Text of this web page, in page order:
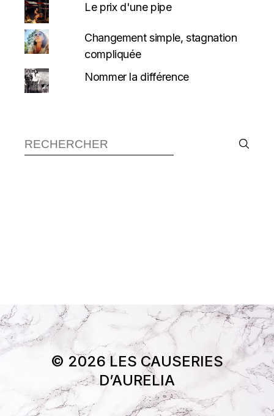
Le prix d'une pipe
Changement simple, stagnation
compliquée
Nommer la différence
© 2026 LES CAUSERIES
D’AURELIA